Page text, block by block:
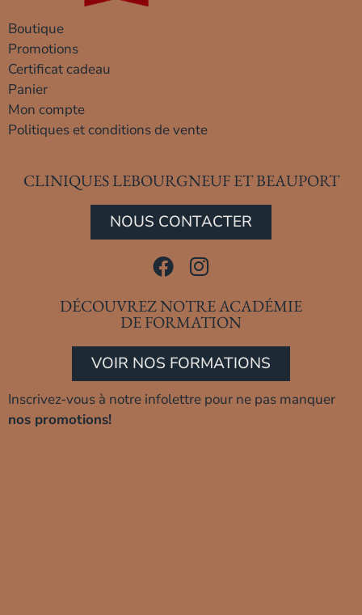
Boutique
Promotions
Certificat cadeau
Panier
Mon compte
Politiques et conditions de vente
CLINIQUES LEBOURGNEUF ET BEAUPORT
NOUS CONTACTER
DÉCOUVREZ NOTRE ACADÉMIE
DE FORMATION
VOIR NOS FORMATIONS
Inscrivez-vous à notre infolettre pour ne pas manquer
nos promotions!